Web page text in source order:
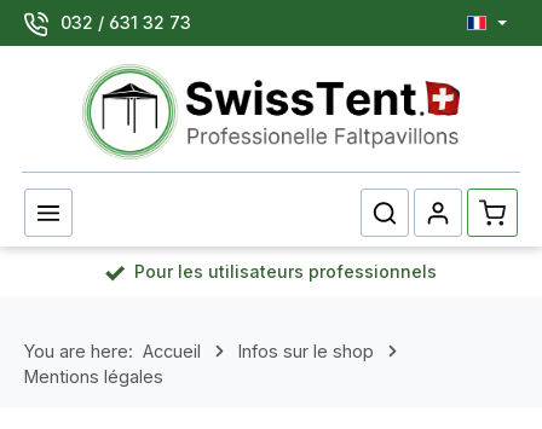
Passer au contenu principal
032 / 631 32 73
Le
Pour les utilisateurs professionnels
You are here: Accueil
Infos sur le shop
Mentions légales